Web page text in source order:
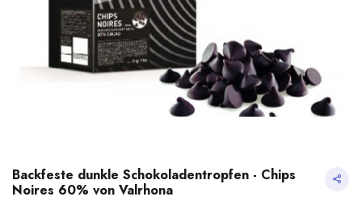
Backfeste dunkle Schokoladentropfen - Chips
Noires 60% von Valrhona